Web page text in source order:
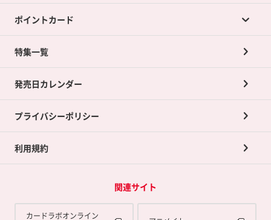
店舗買取について
ネット買取について
買取承諾書について
ポイントカード
ポイントカードTOP
ポイント交換景品
特集一覧
発売日カレンダー
プライバシーポリシー
利用規約
関連サイト
カードラボオンライン